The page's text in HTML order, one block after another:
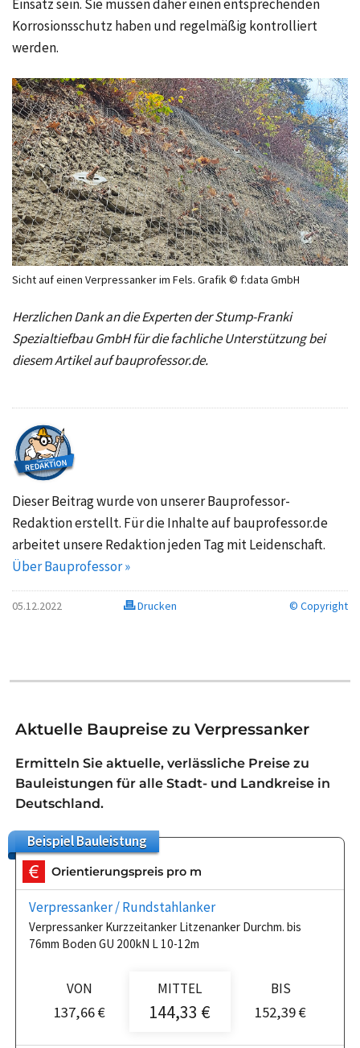
Einsatz sein. Sie müssen daher einen entsprechenden
Korrosionsschutz haben und regelmäßig kontrolliert
werden.
Sicht auf einen Verpressanker im Fels. Grafik © f:data GmbH
Herzlichen Dank an die Experten der Stump-Franki
Spezialtiefbau GmbH für die fachliche Unterstützung bei
diesem Artikel auf bauprofessor.de.
Dieser Beitrag wurde von unserer Bauprofessor-
Redaktion erstellt. Für die Inhalte auf bauprofessor.de
arbeitet unsere Redaktion jeden Tag mit Leidenschaft.
Über Bauprofessor »
05.12.2022 Drucken © Copyright
Aktuelle Baupreise zu Verpressanker
Ermitteln Sie aktuelle, verlässliche Preise zu
Bauleistungen für alle Stadt- und Landkreise in
Deutschland.
BeispielBauleistung
Orientierungspreis pro m
Verpressanker / Rundstahlanker
Verpressanker Kurzzeitanker Litzenanker Durchm. bis
76mm Boden GU 200kN L 10-12m
VON
137,66 €
MITTEL
144,33 €
BIS
152,39 €